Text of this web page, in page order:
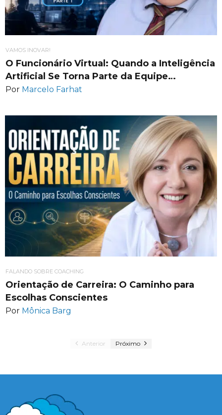
VAMOS INOVAR!
O Funcionário Virtual: Quando a Inteligência
Artificial Se Torna Parte da Equipe…
Por Marcelo Farhat
FALANDO SOBRE COACHING
Orientação de Carreira: O Caminho para
Escolhas Conscientes
Por Mônica Barg
Anterior Próximo